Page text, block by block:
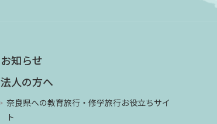
お知らせ
法人の方へ
奈良県への教育旅行・修学旅行お役立ちサイ
ト